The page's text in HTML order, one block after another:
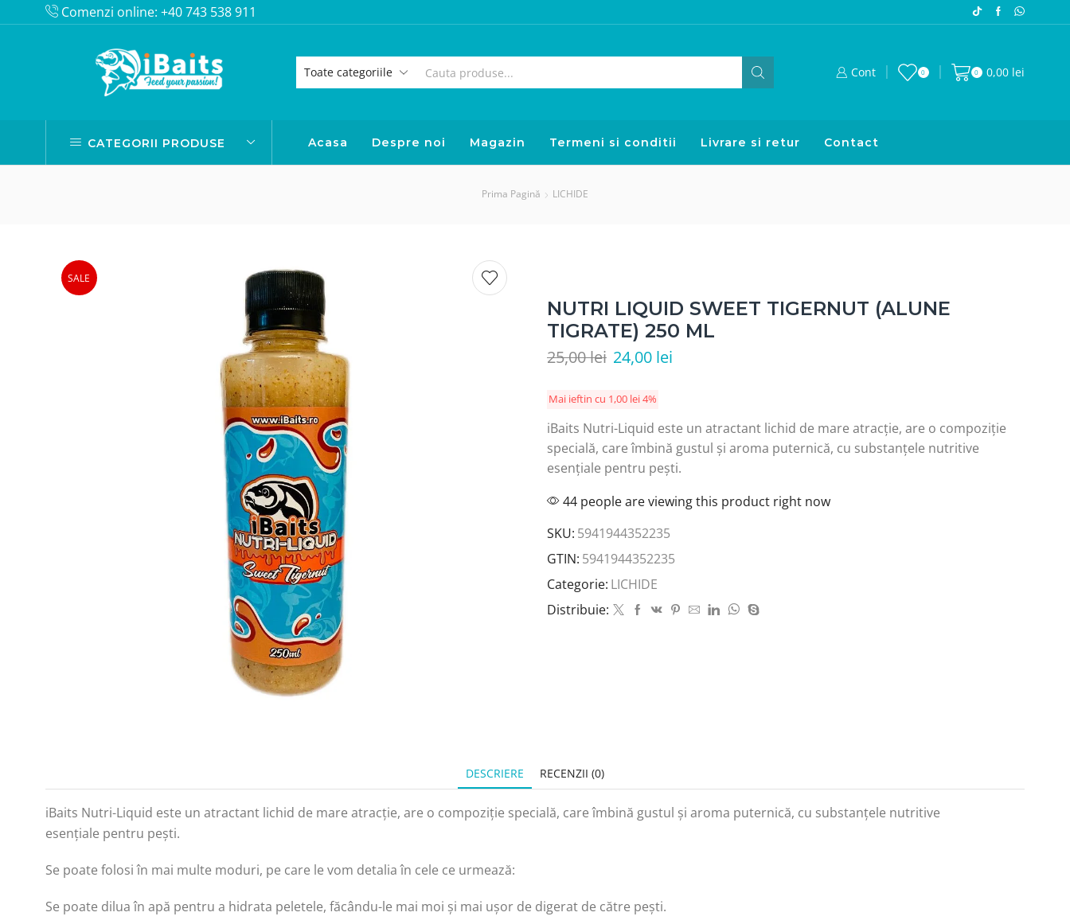
Comenzi online: +40 743 538 911
Cont 0 0 0,00 lei
CATEGORII PRODUSE Acasa Despre noi Magazin Termeni si conditii Livrare si retur Contact
Prima Pagină LICHIDE
SALE
NUTRI LIQUID SWEET TIGERNUT (ALUNE
TIGRATE) 250 ML
25,00lei 24,00 lei
Mai ieftin cu 1,00 lei4%
iBaits Nutri-Liquid este un atractant lichid de mare atracție, are o compoziție
specială, care îmbină gustul și aroma puternică, cu substanțele nutritive
esențiale pentru pești.
44 people are viewing this product right now
SKU: 5941944352235
GTIN: 5941944352235
Categorie: LICHIDE
Distribuie:
DESCRIERE RECENZII (0)
iBaits Nutri-Liquid este un atractant lichid de mare atracție, are o compoziție specială, care îmbină gustul și aroma puternică, cu substanțele nutritive
esențiale pentru pești.
Se poate folosi în mai multe moduri, pe care le vom detalia în cele ce urmează:
Se poate dilua în apă pentru a hidrata peletele, făcându-le mai moi și mai ușor de digerat de către pești.